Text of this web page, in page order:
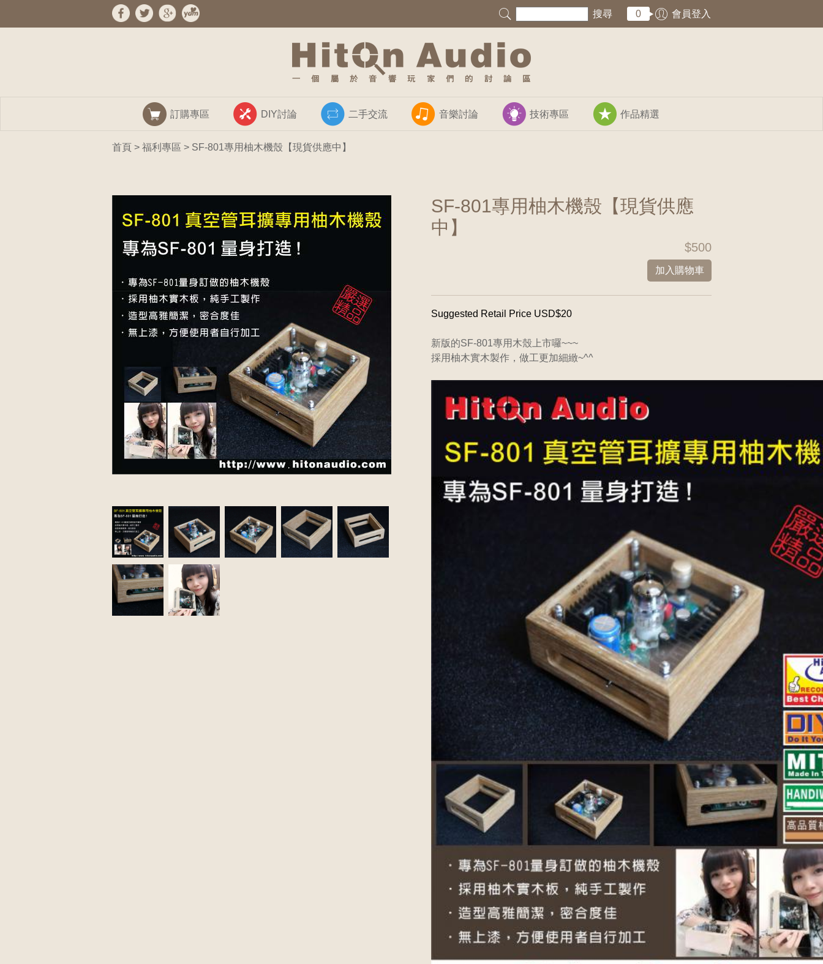
搜尋 0 會員登入
訂購專區 DIY討論 二手交流 音樂討論 技術專區 作品精選
首頁 > 福利專區 > SF-801專用柚木機殼【現貨供應中】
SF-801專用柚木機殼【現貨供應
中】
$500
加入購物車
Suggested Retail Price USD$20
新版的SF-801專用木殼上市囉~~~
採用柚木實木製作，做工更加細緻~^^